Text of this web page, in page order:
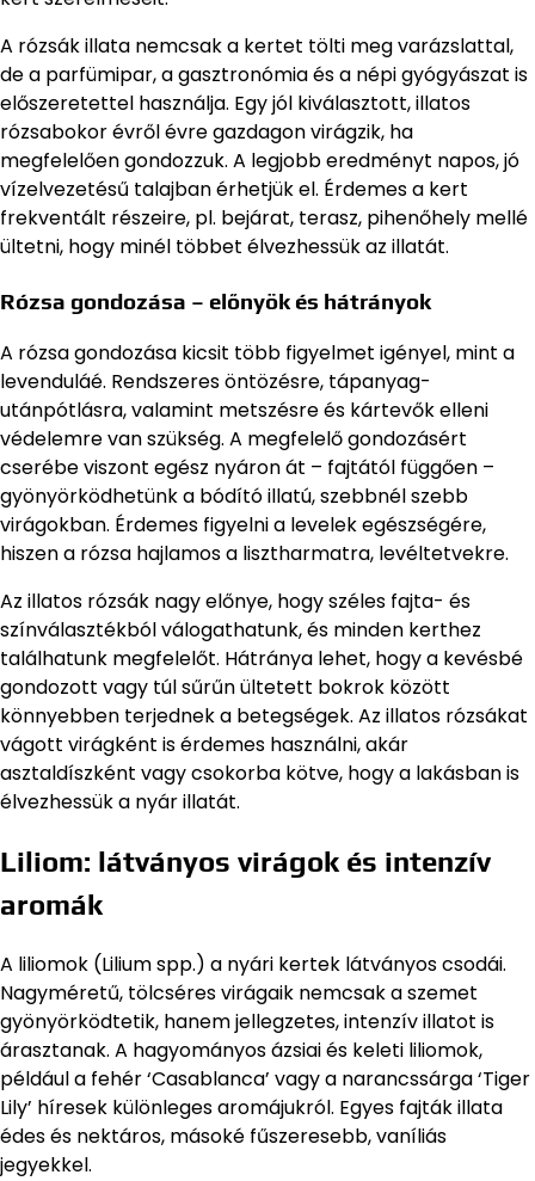
A rózsák illata nemcsak a kertet tölti meg varázslattal,
de a parfümipar, a gasztronómia és a népi gyógyászat is
előszeretettel használja. Egy jól kiválasztott, illatos
rózsabokor évről évre gazdagon virágzik, ha
megfelelően gondozzuk. A legjobb eredményt napos, jó
vízelvezetésű talajban érhetjük el. Érdemes a kert
frekventált részeire, pl. bejárat, terasz, pihenőhely mellé
ültetni, hogy minél többet élvezhessük az illatát.
Rózsa gondozása – előnyök és hátrányok
A rózsa gondozása kicsit több figyelmet igényel, mint a
levenduláé. Rendszeres öntözésre, tápanyag-
utánpótlásra, valamint metszésre és kártevők elleni
védelemre van szükség. A megfelelő gondozásért
cserébe viszont egész nyáron át – fajtától függően –
gyönyörködhetünk a bódító illatú, szebbnél szebb
virágokban. Érdemes figyelni a levelek egészségére,
hiszen a rózsa hajlamos a lisztharmatra, levéltetvekre.
Az illatos rózsák nagy előnye, hogy széles fajta- és
színválasztékból válogathatunk, és minden kerthez
találhatunk megfelelőt. Hátránya lehet, hogy a kevésbé
gondozott vagy túl sűrűn ültetett bokrok között
könnyebben terjednek a betegségek. Az illatos rózsákat
vágott virágként is érdemes használni, akár
asztaldíszként vagy csokorba kötve, hogy a lakásban is
élvezhessük a nyár illatát.
Liliom: látványos virágok és intenzív
aromák
A liliomok (Lilium spp.) a nyári kertek látványos csodái.
Nagyméretű, tölcséres virágaik nemcsak a szemet
gyönyörködtetik, hanem jellegzetes, intenzív illatot is
árasztanak. A hagyományos ázsiai és keleti liliomok,
például a fehér ‘Casablanca’ vagy a narancssárga ‘Tiger
Lily’ híresek különleges aromájukról. Egyes fajták illata
édes és nektáros, másoké fűszeresebb, vaníliás
jegyekkel.